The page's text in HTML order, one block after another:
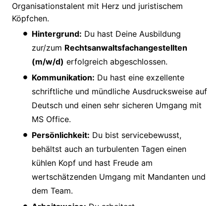
Organisationstalent mit Herz und juristischem
Köpfchen.
Hintergrund: Du hast Deine Ausbildung
zur/zum Rechtsanwaltsfachangestellten
(m/w/d) erfolgreich abgeschlossen.
Kommunikation: Du hast eine exzellente
schriftliche und mündliche Ausdrucksweise auf
Deutsch und einen sehr sicheren Umgang mit
MS Office.
Persönlichkeit: Du bist servicebewusst,
behältst auch an turbulenten Tagen einen
kühlen Kopf und hast Freude am
wertschätzenden Umgang mit Mandanten und
dem Team.